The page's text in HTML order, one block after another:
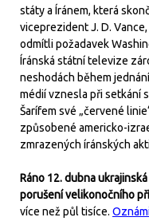
státy a Íránem, která
viceprezident J. D.
odmítli požadavek
Íránská státní televize
neshodách během
médií vznesla při setkání
Šarífem své „červené
způsobené americko-
zmrazených íránských
Ráno 12. dubna
porušení velikonočního
více než půl tisíce.